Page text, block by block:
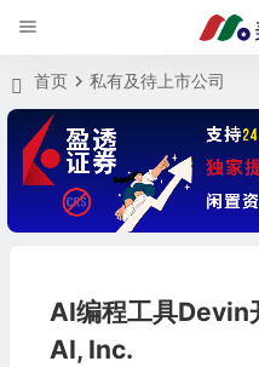
首页 私有及待上市公司
AI编程工具
AI, Inc.